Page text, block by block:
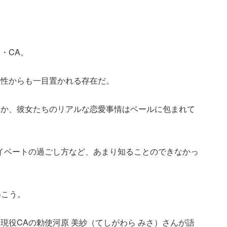
CA。
からも一目置かれる存在だ。
、彼女たちのリアルな恋愛事情はベールに包まれて
ートの過ごし方など、あまり知ることのできなかっ
う。
役CAの勅使河原 美紗（てしがわら みさ）さんが語